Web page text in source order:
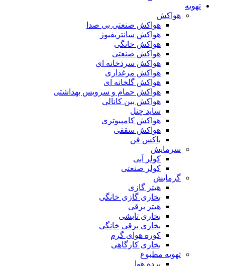
تهویه
هواکش
هواکش صنعتی بی صدا
هواکش سانتریفیوژ
هواکش خانگی
هواکش صنعتی
هواکش سردخانه ای
هواکش مرغداری
هواکش گلخانه ای
هواکش حمام و سرویس بهداشتی
هواکش بین کانالی
ساید چنل
هواکش کامپیوتری
هواکش سقفی
باکس فن
سرمایش
کولر آبی
کولر صنعتی
گرمایش
هیتر گازی
بخاری گازی خانگی
هیتر برقی
بخاری تابشی
بخاری برقی خانگی
کوره هوای گرم
بخاری کارگاهی
تهویه مطبوع
پرده هوا